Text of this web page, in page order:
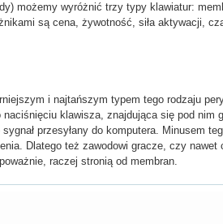
możemy wyróżnić trzy typy klawiatur:
są cena, żywotność, siła aktywacji,
i najtańszym typem tego rodzaju
klawisza, znajdująca się pod nim
przesyłany do komputera. Minusem
Dlatego też zawodowi gracze, czy nawet
raczej stronią od membran.